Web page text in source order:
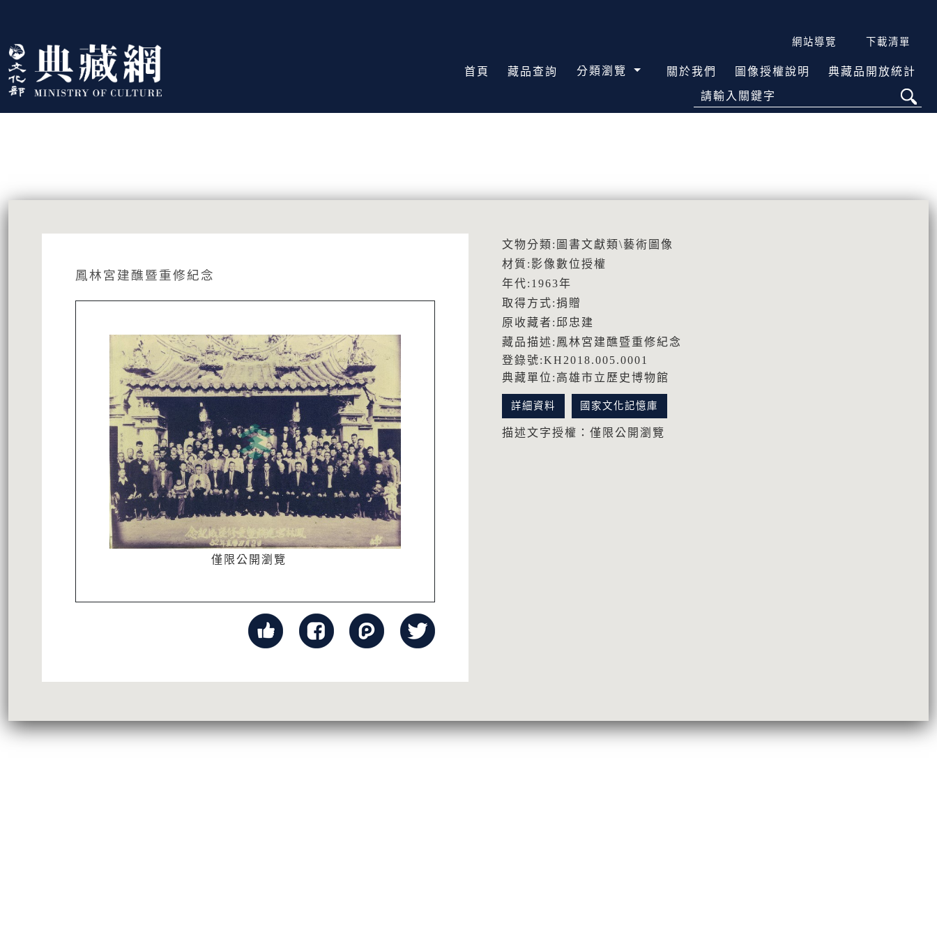
:::
網站導覽 下載清單
首頁 藏品查詢 分類瀏覽 關於我們 圖像授權說明 典藏品開放統計
請輸入關鍵字
鳳林宮建醮暨重修紀念
僅限公開瀏覽
文物分類:圖書文獻類\藝術圖像
材質:影像數位授權
年代:1963年
取得方式:捐贈
原收藏者:邱忠建
藏品描述:鳳林宮建醮暨重修紀念
登錄號:KH2018.005.0001
典藏單位:高雄市立歷史博物館
詳細資料 國家文化記憶庫
描述文字授權：僅限公開瀏覽